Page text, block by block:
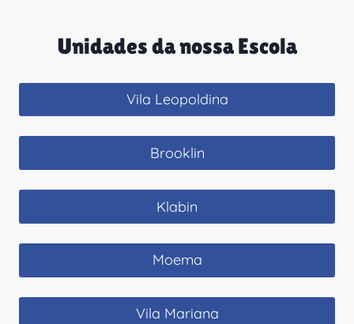
Unidades da nossa Escola
Vila Leopoldina
Brooklin
Klabin
Moema
Vila Mariana